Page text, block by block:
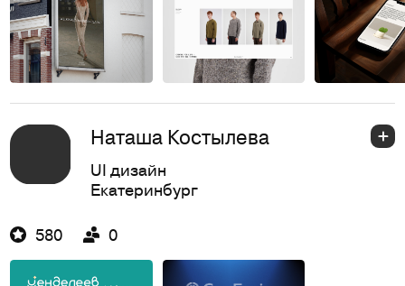
Наташа Костылева
UI дизайн
Екатеринбург
580 0